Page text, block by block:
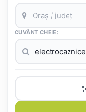
CUVÂNT CHEIE: